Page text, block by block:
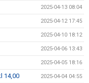
2025-04-13 08:04
2025-04-12 17:45
2025-04-10 18:12
2025-04-06 13:43
2025-04-05 18:16
14,00 2025-04-04 04:55